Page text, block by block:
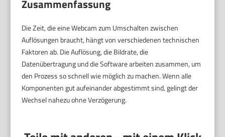
Zusammenfassung
Die Zeit, die eine Webcam zum Umschalten zwischen
Auflösungen braucht, hängt von verschiedenen technischen
Faktoren ab. Die Auflösung, die Bildrate, die
Datenübertragung und die Software arbeiten zusammen, um
den Prozess so schnell wie möglich zu machen. Wenn alle
Komponenten gut aufeinander abgestimmt sind, gelingt der
Wechsel nahezu ohne Verzögerung.